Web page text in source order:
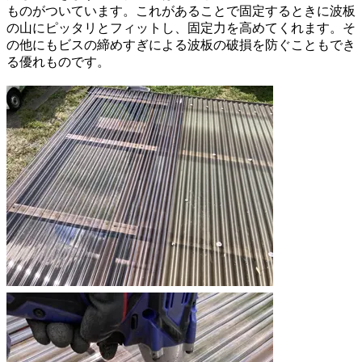
ものがついています。これがあることで固定するときに波板
の山にピッタリとフィットし、固定力を高めてくれます。そ
の他にもビスの締めすぎによる波板の破損を防ぐこともでき
る優れものです。